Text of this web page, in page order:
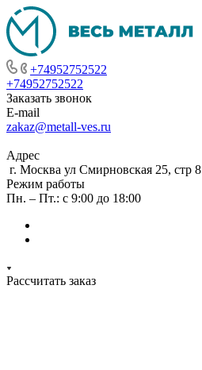
+74952752522
+74952752522
Заказать звонок
E-mail
zakaz@metall-ves.ru
Адрес
г. Москва ул Смирновская 25, стр 8
Режим работы
Пн. – Пт.: с 9:00 до 18:00
Рассчитать заказ